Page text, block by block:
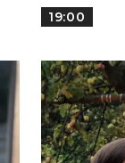
19:00